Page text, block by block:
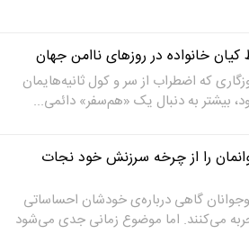
خانواده در روزهای ناامن جهان
که اضطراب از سر و کول ثانیه‌هایمان
بیشتر به دنبال یک «هم‌سفر» دائمی...
را از چرخه سرزنش خود نجات
گاهی درباره‌ی خودشان احساساتی
می‌کنند. اما موضوع زمانی جدی می‌شود